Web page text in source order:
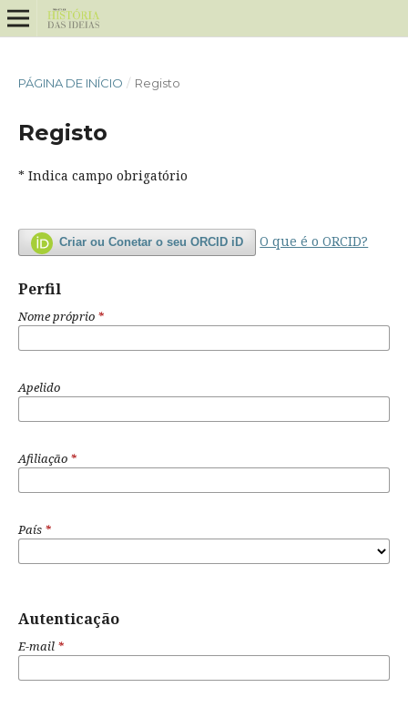
PÁGINA DE INÍCIO / Registo
Registo
* Indica campo obrigatório
Criar ou Conetar o seu ORCID iD O que é o ORCID?
Perfil
Nome próprio *
Apelido
Afiliação *
País *
Autenticação
E-mail *